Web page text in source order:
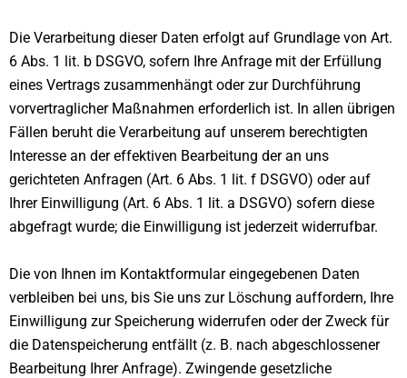
Die Verarbeitung dieser Daten erfolgt auf Grundlage von Art.
6 Abs. 1 lit. b DSGVO, sofern Ihre Anfrage mit der Erfüllung
eines Vertrags zusammenhängt oder zur Durchführung
vorvertraglicher Maßnahmen erforderlich ist. In allen übrigen
Fällen beruht die Verarbeitung auf unserem berechtigten
Interesse an der effektiven Bearbeitung der an uns
gerichteten Anfragen (Art. 6 Abs. 1 lit. f DSGVO) oder auf
Ihrer Einwilligung (Art. 6 Abs. 1 lit. a DSGVO) sofern diese
abgefragt wurde; die Einwilligung ist jederzeit widerrufbar.
Die von Ihnen im Kontaktformular eingegebenen Daten
verbleiben bei uns, bis Sie uns zur Löschung auffordern, Ihre
Einwilligung zur Speicherung widerrufen oder der Zweck für
die Datenspeicherung entfällt (z. B. nach abgeschlossener
Bearbeitung Ihrer Anfrage). Zwingende gesetzliche